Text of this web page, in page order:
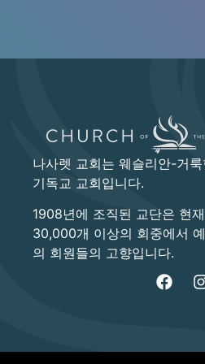
나사렛 교회는 웨슬리안-거
기독교 교회입니다.
1908년에 조직된 교단은 현
30,000개 이상의 회중에서
의 회원들의 고향입니다.